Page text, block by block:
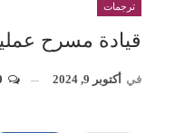
ترجمات
قيادة مسرح
في أكتوبر 9, 2024